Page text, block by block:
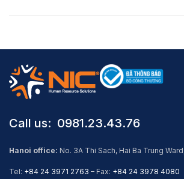
Call us: ​ 0981.23.43.76
Hanoi office: No. 3A Thi Sach, Hai Ba Trung
Tel: +84 24 3971 2763 – Fax: +84 24 3978 4080